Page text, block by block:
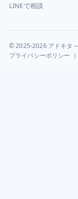
LINEで相談
© 2025-2026 アドキタ
プライバシーポリシー